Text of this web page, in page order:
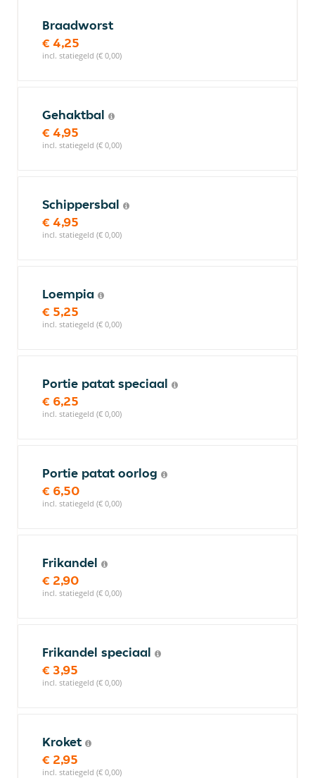
Braadworst
€ 4,25
incl. statiegeld (€ 0,00)
Gehaktbal
€ 4,95
incl. statiegeld (€ 0,00)
Schippersbal
€ 4,95
incl. statiegeld (€ 0,00)
Loempia
€ 5,25
incl. statiegeld (€ 0,00)
Portie patat speciaal
€ 6,25
incl. statiegeld (€ 0,00)
Portie patat oorlog
€ 6,50
incl. statiegeld (€ 0,00)
Frikandel
€ 2,90
incl. statiegeld (€ 0,00)
Frikandel speciaal
€ 3,95
incl. statiegeld (€ 0,00)
Kroket
€ 2,95
incl. statiegeld (€ 0,00)